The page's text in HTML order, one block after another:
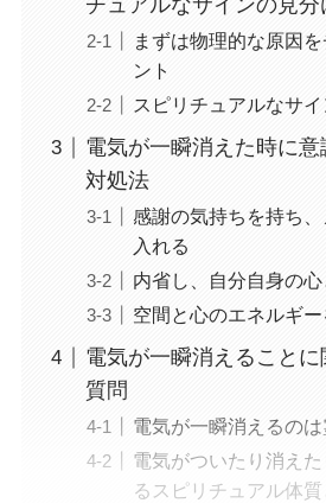
チュアルなサインの見分
まずは物理的な原因
ント
スピリチュアルなサ
電気が一瞬消えた時に意
対処法
感謝の気持ちを持ち
入れる
内省し、自分自身の心
空間と心のエネルギ
電気が一瞬消えること
質問
電気が一瞬消えるの
電気がついたり消え
るスピリチュアル体質